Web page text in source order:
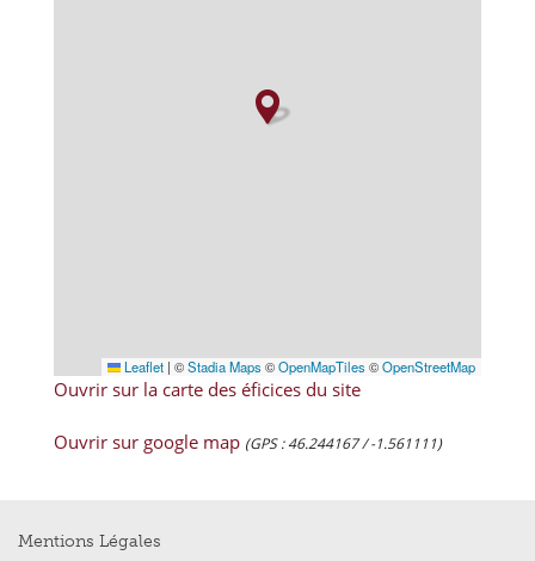
Leaflet | ©Stadia Maps ©OpenMapTiles ©OpenStreetMap
Ouvrir sur la carte des éficices du site
Ouvrir sur google map (GPS : 46.244167 / -1.561111)
Mentions Légales